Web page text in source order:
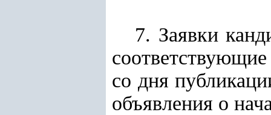
7. Заявки
со дня
объявления о